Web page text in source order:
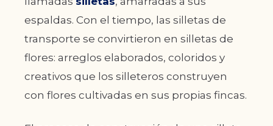
espaldas. Con el tiempo, las silletas de
transporte se convirtieron en silletas de
flores: arreglos elaborados, coloridos y
creativos que los silleteros construyen
con flores cultivadas en sus propias fincas.